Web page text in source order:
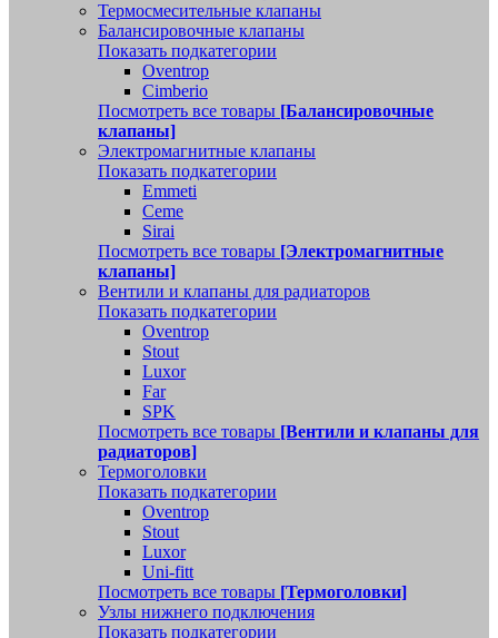
Термосмесительные клапаны
Балансировочные клапаны
Показать подкатегории
Oventrop
Cimberio
Посмотреть все товары [Балансировочные
клапаны]
Электромагнитные клапаны
Показать подкатегории
Emmeti
Ceme
Sirai
Посмотреть все товары [Электромагнитные
клапаны]
Вентили и клапаны для радиаторов
Показать подкатегории
Oventrop
Stout
Luxor
Far
SPK
Посмотреть все товары [Вентили и клапаны для
радиаторов]
Термоголовки
Показать подкатегории
Oventrop
Stout
Luxor
Uni-fitt
Посмотреть все товары [Термоголовки]
Узлы нижнего подключения
Показать подкатегории